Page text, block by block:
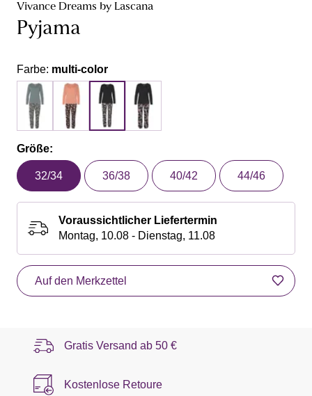
Vivance Dreams by Lascana
Pyjama
Farbe: multi-color
Größe:
32/34 36/38 40/42 44/46
Voraussichtlicher Liefertermin
Montag, 10.08 - Dienstag, 11.08
Auf den Merkzettel
Gratis Versand ab 50 €
Kostenlose Retoure